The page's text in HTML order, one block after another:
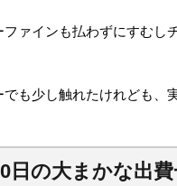
ァインも払わずにすむし
も少し触れたけれども、
日の大まかな出